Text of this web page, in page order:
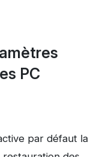
PC
par défaut la